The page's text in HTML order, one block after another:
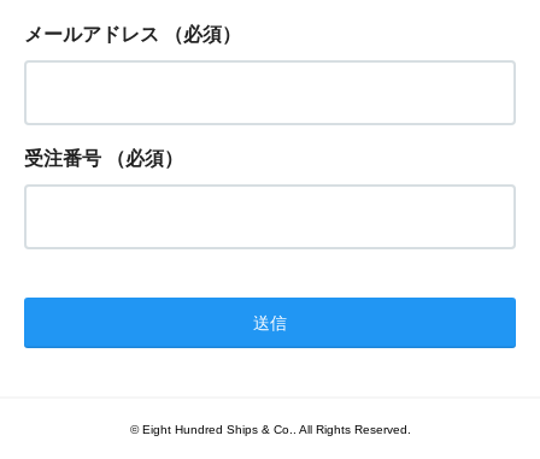
メールアドレス （必須）
受注番号 （必須）
© Eight Hundred Ships & Co.. All Rights Reserved.